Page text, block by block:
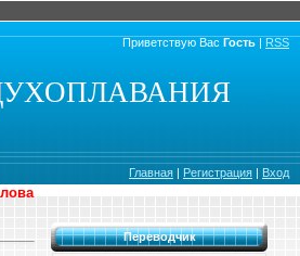
Приветствую Вас Гость | RSS
Главная | Регистрация | Вход
Переводчик